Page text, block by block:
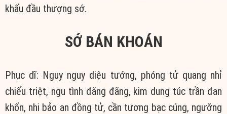
khấu đầu thượng sớ.
SỚ BÁN KHOÁN
Phục dĩ: Nguy nguy diệu tướng, phóng tử quang nhỉ
chiếu triệt, ngu tình đãng đãng, kim dung túc trần đan
khổn, nhi bảo an đồng tử, cần tương bạc cúng, ngưỡng